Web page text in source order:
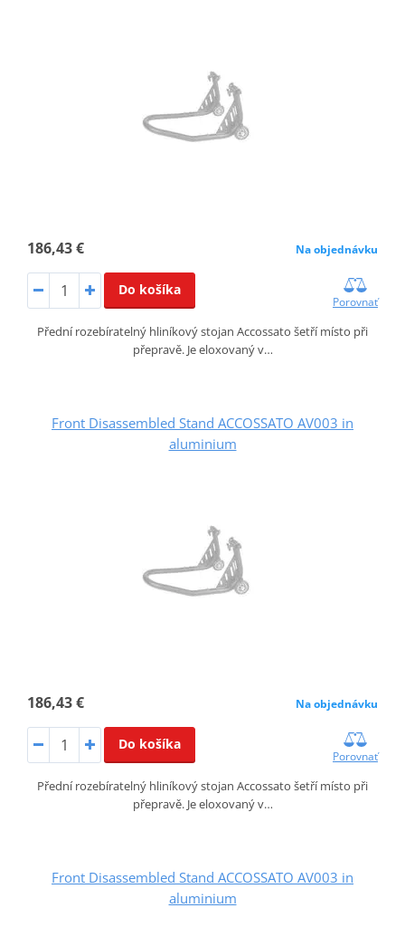
186,43 € Na objednávku
Do košíka
Porovnať
Přední rozebíratelný hliníkový stojan Accossato šetří místo při
přepravě. Je eloxovaný v…
Front Disassembled Stand ACCOSSATO AV003 in
aluminium
186,43 € Na objednávku
Do košíka
Porovnať
Přední rozebíratelný hliníkový stojan Accossato šetří místo při
přepravě. Je eloxovaný v…
Front Disassembled Stand ACCOSSATO AV003 in
aluminium